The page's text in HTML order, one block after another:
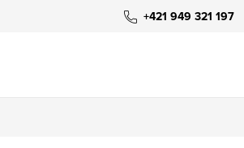
+421 949 321 197